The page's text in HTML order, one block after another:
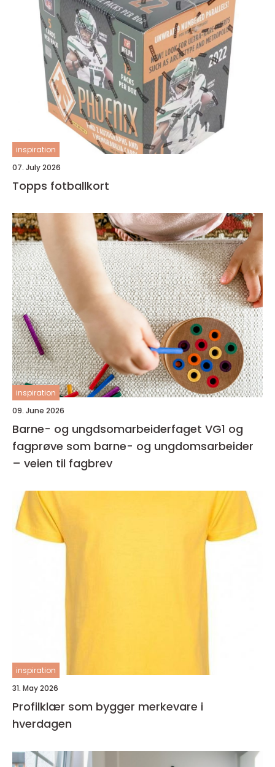
inspiration
07. July 2026
Topps fotballkort
inspiration
09. June 2026
Barne- og ungdsomarbeiderfaget VG1 og
fagprøve som barne- og ungdomsarbeider
– veien til fagbrev
inspiration
31. May 2026
Profilklær som bygger merkevare i
hverdagen